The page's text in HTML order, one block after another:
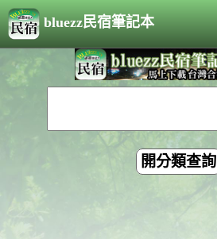
bluezz民宿筆記本
開分類查詢